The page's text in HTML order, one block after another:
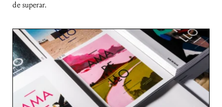
de superar.